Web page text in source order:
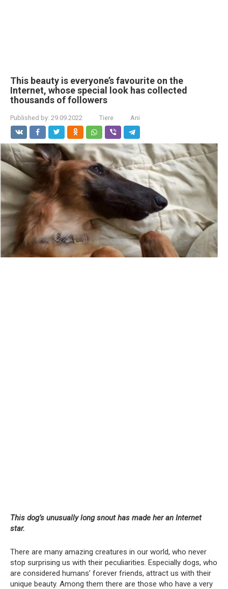
This beauty is everyone’s favourite on the
Internet, whose special look has collected
thousands of followers
Published by: 29.09.2022 Tiere Ani
This dog’s unusually long snout has made her an Internet
star.
There are many amazing creatures in our world, who never
stop surprising us with their peculiarities. Especially dogs, who
are considered humans’ forever friends, attract us with their
unique beauty. Among them there are those who have a very